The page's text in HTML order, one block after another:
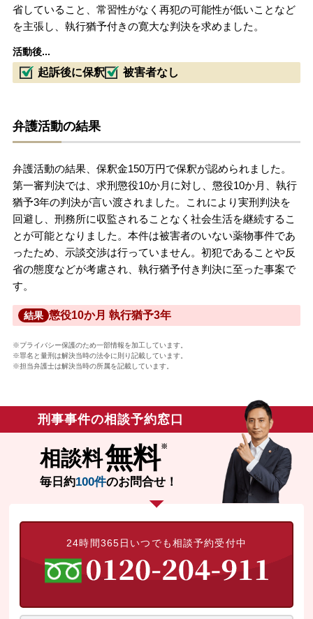
省していること、常習性がなく再犯の可能性が低いことなど
を主張し、執行猶予付きの寛大な判決を求めました。
活動後...
起訴後に保釈 被害者なし
弁護活動の結果
弁護活動の結果、保釈金150万円で保釈が認められました。
第一審判決では、求刑懲役10か月に対し、懲役10か月、執行
猶予3年の判決が言い渡されました。これにより実刑判決を
回避し、刑務所に収監されることなく社会生活を継続するこ
とが可能となりました。本件は被害者のいない薬物事件であ
ったため、示談交渉は行っていません。初犯であることや反
省の態度などが考慮され、執行猶予付き判決に至った事案で
す。
結果 懲役10か月 執行猶予3年
※プライバシー保護のため一部情報を加工しています。
※罪名と量刑は解決当時の法令に則り記載しています。
※担当弁護士は解決当時の所属を記載しています。
刑事事件の相談予約窓口
相談料無料
毎日約100件のお問合せ！
24時間365日いつでも相談予約受付中